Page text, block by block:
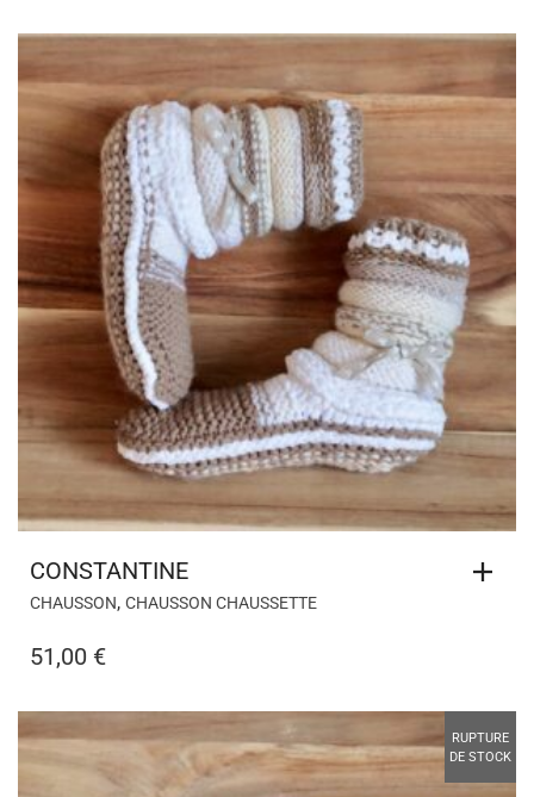
CONSTANTINE
CHAUSSON, CHAUSSON CHAUSSETTE
51,00 €
RUPTURE
DE STOCK